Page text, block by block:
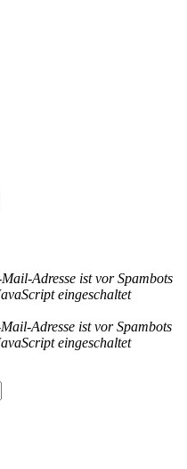
Adresse ist vor Spambots
eingeschaltet
Adresse ist vor Spambots
eingeschaltet